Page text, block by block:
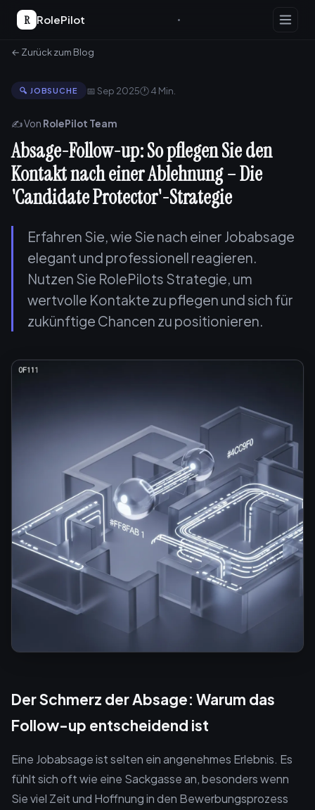
R RolePilot
← Zurück zum Blog
🔍 JOBSUCHE 📅 Sep 2025🕐 4 Min.
✍️ Von RolePilot Team
Absage-Follow-up: So pflegen Sie den
Kontakt nach einer Ablehnung – Die
'Candidate Protector'-Strategie
Erfahren Sie, wie Sie nach einer Jobabsage
elegant und professionell reagieren.
Nutzen Sie RolePilots Strategie, um
wertvolle Kontakte zu pflegen und sich für
zukünftige Chancen zu positionieren.
Der Schmerz der Absage: Warum das
Follow-up entscheidend ist
Eine Jobabsage ist selten ein angenehmes Erlebnis. Es
fühlt sich oft wie eine Sackgasse an, besonders wenn
Sie viel Zeit und Hoffnung in den Bewerbungsprozess